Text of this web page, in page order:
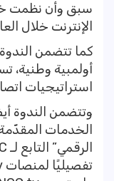
سبق وأن نظمت
الإنترنت خلال
كما تتضمن
أولمبية وطنية،
استراتيجيات
وتتضمن
الخدمات